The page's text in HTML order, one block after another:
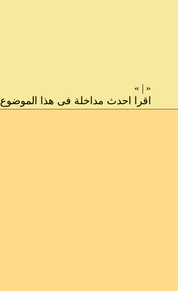
«
|
»
اقرا احدث مداخلة فى هذا الموضوع